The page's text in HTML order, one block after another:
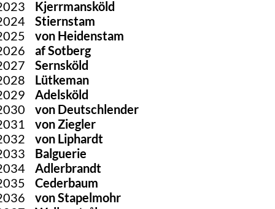
Kjerrmansköld
Stiernstam
von Heidenstam
af Sotberg
Sernsköld
Lütkeman
Adelsköld
von Deutschlender
von Ziegler
von Liphardt
Balguerie
Adlerbrandt
Cederbaum
von Stapelmohr